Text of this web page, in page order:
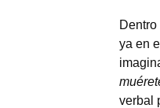
ya en
verbal